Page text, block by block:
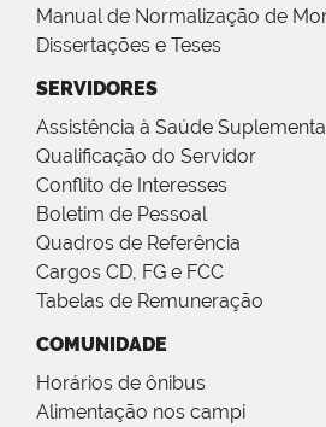
Manual de Normalização de
Dissertações e Teses
SERVIDORES
Assistência à Saúde
Qualificação do Servidor
Conflito de Interesses
Boletim de Pessoal
Quadros de Referência
Cargos CD, FG e FCC
Tabelas de Remuneração
COMUNIDADE
Horários de ônibus
Alimentação nos campi